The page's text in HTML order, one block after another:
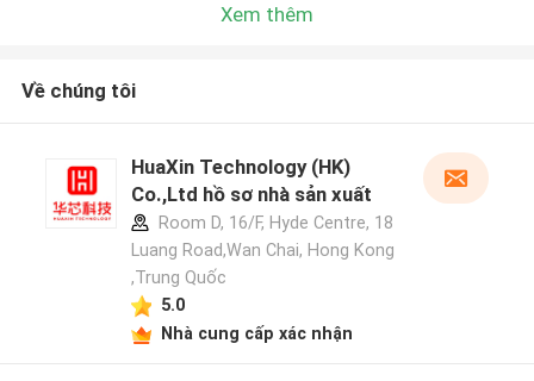
Xem thêm
Về chúng tôi
HuaXin Technology (HK)
Co.,Ltd hồ sơ nhà sản xuất
Room D, 16/F, Hyde Centre, 18
Luang Road,Wan Chai, Hong Kong
,Trung Quốc
5.0
Nhà cung cấp xác nhận